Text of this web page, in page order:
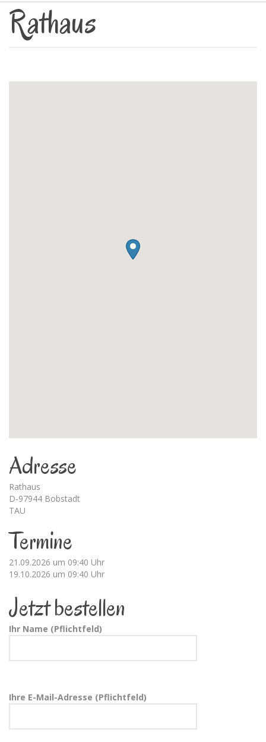
Rathaus
Adresse
Rathaus
D-97944 Bobstadt
TAU
Termine
21.09.2026 um 09:40 Uhr
19.10.2026 um 09:40 Uhr
Jetzt bestellen
Ihr Name (Pflichtfeld)
Ihre E-Mail-Adresse (Pflichtfeld)